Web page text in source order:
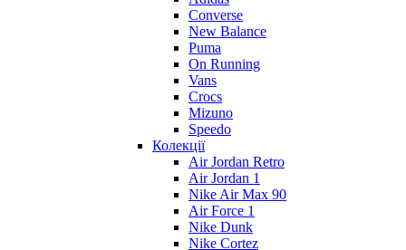
Converse
New Balance
Puma
On Running
Vans
Crocs
Mizuno
Speedo
Колекції
Air Jordan Retro
Air Jordan 1
Nike Air Max 90
Air Force 1
Nike Dunk
Nike Cortez